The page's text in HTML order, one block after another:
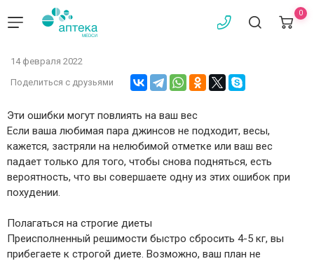
0
14 февраля 2022
Поделиться с друзьями
Эти ошибки могут повлиять на ваш вес
Если ваша любимая пара джинсов не подходит, весы,
кажется, застряли на нелюбимой отметке или ваш вес
падает только для того, чтобы снова подняться, есть
вероятность, что вы совершаете одну из этих ошибок при
похудении.
Полагаться на строгие диеты
Преисполненный решимости быстро сбросить 4-5 кг, вы
прибегаете к строгой диете. Возможно, ваш план не